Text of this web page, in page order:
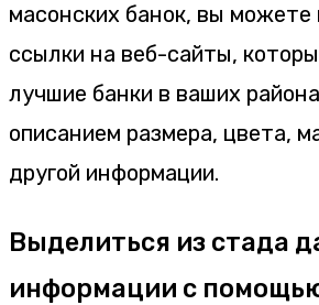
масонских банок, вы можете
ссылки на веб-сайты,
лучшие банки в ваших
описанием размера, цвета,
другой информации.
Выделиться из стада
информации с